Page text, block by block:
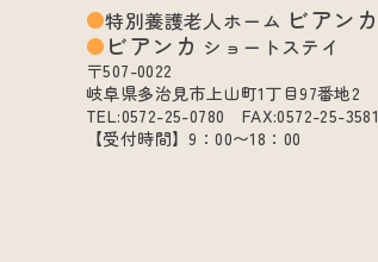
特別養護老人ホーム ビアンカ
ビアンカ ショートステイ
〒507-0022
岐阜県多治見市上山町1丁目97番地2
TEL:0572-25-0780 FAX:0572-25-3581
【受付時間】9：00〜18：00